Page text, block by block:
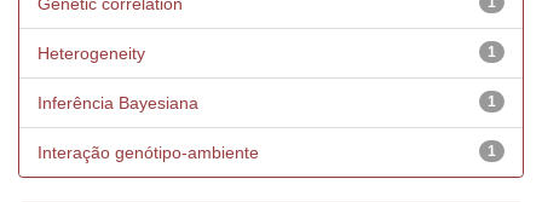
1
Heterogeneity
1
Inferência Bayesiana
1
Interação genótipo-ambiente